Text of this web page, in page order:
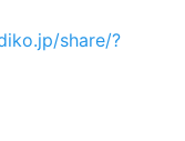
share/?